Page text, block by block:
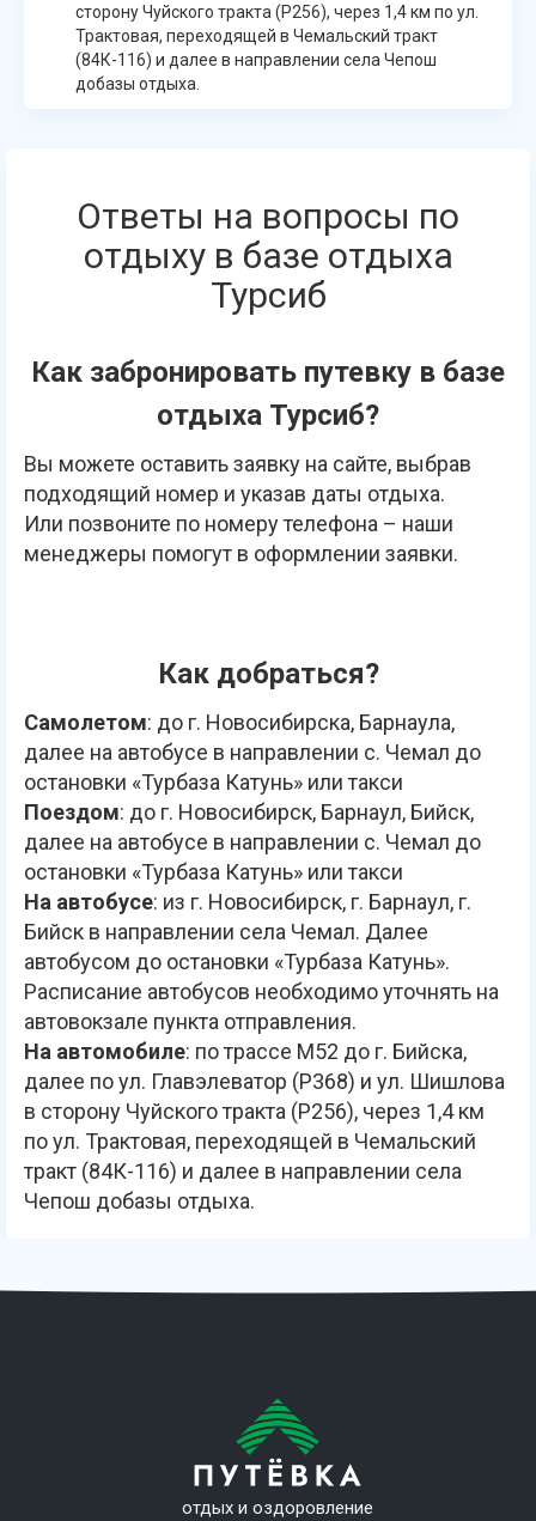
сторону Чуйского тракта (Р256), через 1,4 км по ул.
Трактовая, переходящей в Чемальский тракт
(84К-116) и далее в направлении села Чепош
добазы отдыха.
Ответы на вопросы по
отдыху в базе отдыха
Турсиб
Как забронировать путевку в базе
отдыха Турсиб?
Вы можете оставить заявку на сайте, выбрав
подходящий номер и указав даты отдыха.
Или позвоните по номеру телефона – наши
менеджеры помогут в оформлении заявки.
Как добраться?
Самолетом: до г. Новосибирска, Барнаула,
далее на автобусе в направлении с. Чемал до
остановки «Турбаза Катунь» или такси
Поездом: до г. Новосибирск, Барнаул, Бийск,
далее на автобусе в направлении с. Чемал до
остановки «Турбаза Катунь» или такси
На автобусе: из г. Новосибирск, г. Барнаул, г.
Бийск в направлении села Чемал. Далее
автобусом до остановки «Турбаза Катунь».
Расписание автобусов необходимо уточнять на
автовокзале пункта отправления.
На автомобиле: по трассе М52 до г. Бийска,
далее по ул. Главэлеватор (Р368) и ул. Шишлова
в сторону Чуйского тракта (Р256), через 1,4 км
по ул. Трактовая, переходящей в Чемальский
тракт (84К-116) и далее в направлении села
Чепош добазы отдыха.
отдых и оздоровление